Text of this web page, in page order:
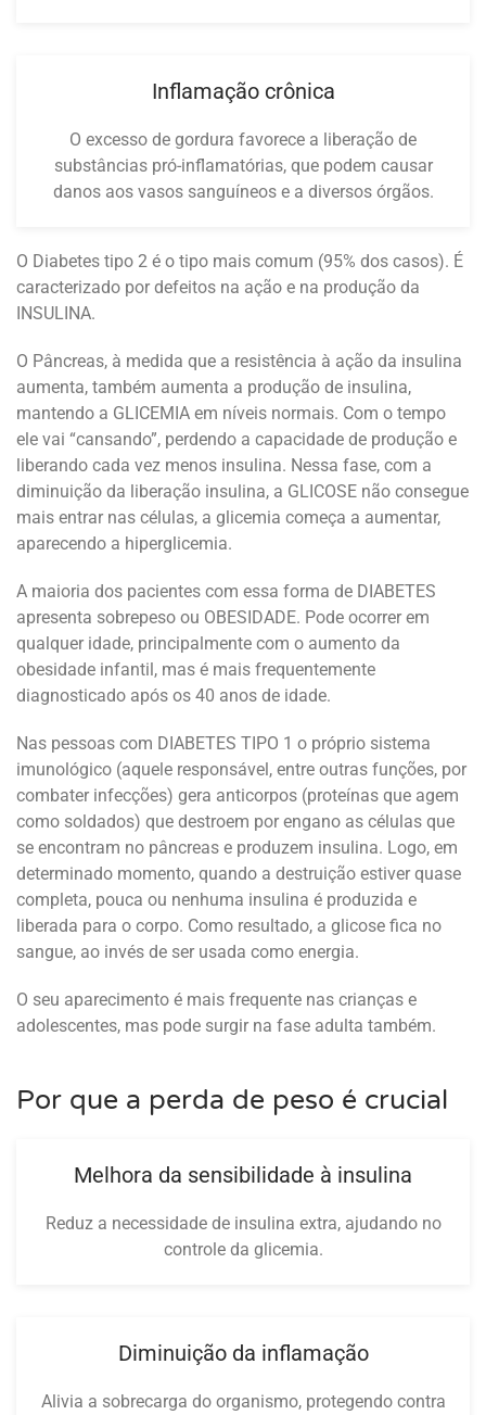
Inflamação crônica
O excesso de gordura favorece a liberação de
substâncias pró-inflamatórias, que podem causar
danos aos vasos sanguíneos e a diversos órgãos.
O Diabetes tipo 2 é o tipo mais comum (95% dos casos). É
caracterizado por defeitos na ação e na produção da
INSULINA.
O Pâncreas, à medida que a resistência à ação da insulina
aumenta, também aumenta a produção de insulina,
mantendo a GLICEMIA em níveis normais. Com o tempo
ele vai “cansando”, perdendo a capacidade de produção e
liberando cada vez menos insulina. Nessa fase, com a
diminuição da liberação insulina, a GLICOSE não consegue
mais entrar nas células, a glicemia começa a aumentar,
aparecendo a hiperglicemia.
A maioria dos pacientes com essa forma de DIABETES
apresenta sobrepeso ou OBESIDADE. Pode ocorrer em
qualquer idade, principalmente com o aumento da
obesidade infantil, mas é mais frequentemente
diagnosticado após os 40 anos de idade.
Nas pessoas com DIABETES TIPO 1 o próprio sistema
imunológico (aquele responsável, entre outras funções, por
combater infecções) gera anticorpos (proteínas que agem
como soldados) que destroem por engano as células que
se encontram no pâncreas e produzem insulina. Logo, em
determinado momento, quando a destruição estiver quase
completa, pouca ou nenhuma insulina é produzida e
liberada para o corpo. Como resultado, a glicose fica no
sangue, ao invés de ser usada como energia.
O seu aparecimento é mais frequente nas crianças e
adolescentes, mas pode surgir na fase adulta também.
Por que a perda de peso é crucial
Melhora da sensibilidade à insulina
Reduz a necessidade de insulina extra, ajudando no
controle da glicemia.
Diminuição da inflamação
Alivia a sobrecarga do organismo, protegendo contra